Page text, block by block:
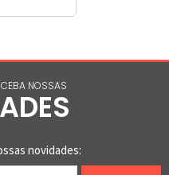
NOSSAS
novidades: